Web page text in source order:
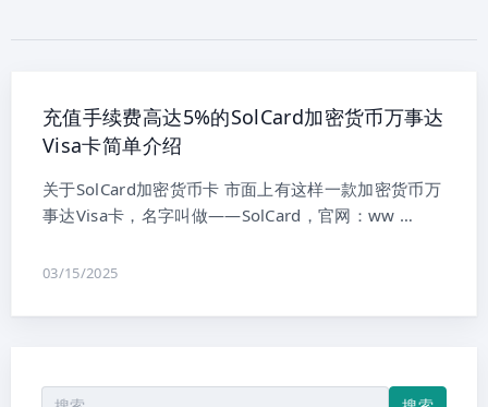
充值手续费高达5%的SolCard加密货币万事达
Visa卡简单介绍
关于SolCard加密货币卡 市面上有这样一款加密货币万
事达Visa卡，名字叫做——SolCard，官网：ww …
03/15/2025